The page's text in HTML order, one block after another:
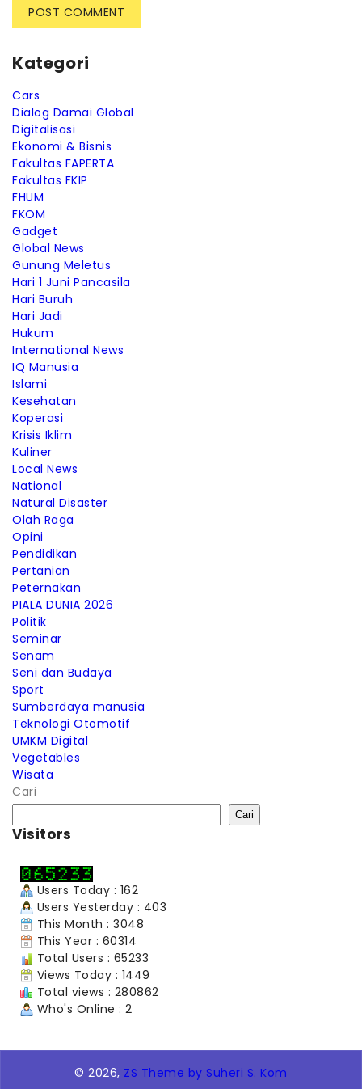
Kategori
Cars
Dialog Damai Global
Digitalisasi
Ekonomi & Bisnis
Fakultas FAPERTA
Fakultas FKIP
FHUM
FKOM
Gadget
Global News
Gunung Meletus
Hari 1 Juni Pancasila
Hari Buruh
Hari Jadi
Hukum
International News
IQ Manusia
Islami
Kesehatan
Koperasi
Krisis Iklim
Kuliner
Local News
National
Natural Disaster
Olah Raga
Opini
Pendidikan
Pertanian
Peternakan
PIALA DUNIA 2026
Politik
Seminar
Senam
Seni dan Budaya
Sport
Sumberdaya manusia
Teknologi Otomotif
UMKM Digital
Vegetables
Wisata
Cari
Cari
Visitors
Users Today : 162
Users Yesterday : 403
This Month : 3048
This Year : 60314
Total Users : 65233
Views Today : 1449
Total views : 280862
Who's Online : 2
© 2026, ZS Theme by Suheri S. Kom